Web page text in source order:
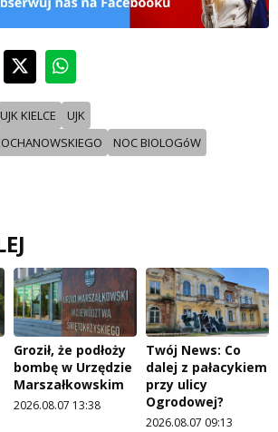
UJK KIELCE
UJK
NOC BIOLOGóW
Groził, że podłoży
bombę w Urzędzie
Marszałkowskim
2026.08.07 13:38
Twój News: Co
dalej z pałacykiem
przy ulicy
Ogrodowej?
2026.08.07 09:13